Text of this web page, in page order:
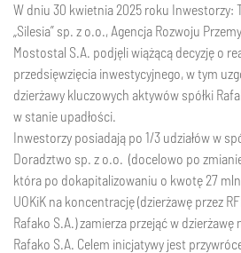
W dniu 30 kwietnia 2025 roku Inwestorzy:
„Silesia” sp. z o.o., Agencja Rozwoju
Mostostal S.A. podjęli wiążącą decyzję o
przedsięwzięcia inwestycyjnego, w tym
dzierżawy kluczowych aktywów spółki
w stanie upadłości.
Inwestorzy posiadają po 1/3 udziałów w
Doradztwo sp. z o.o. (docelowo po
która po dokapitalizowaniu o kwotę 27
UOKiK na koncentrację (dzierżawę przez
Rafako S.A.) zamierza przejąć w
Rafako S.A. Celem inicjatywy jest